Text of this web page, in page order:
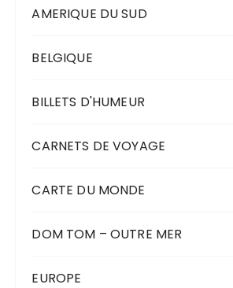
AMERIQUE DU SUD
BELGIQUE
BILLETS D'HUMEUR
CARNETS DE VOYAGE
CARTE DU MONDE
DOM TOM – OUTRE MER
EUROPE